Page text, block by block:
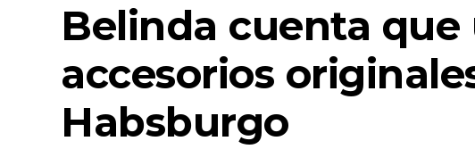
Belinda cuenta
accesorios
Habsburgo